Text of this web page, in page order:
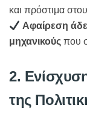
και πρόστιμα
Αφαίρεση
μηχανικούς που
2.
της